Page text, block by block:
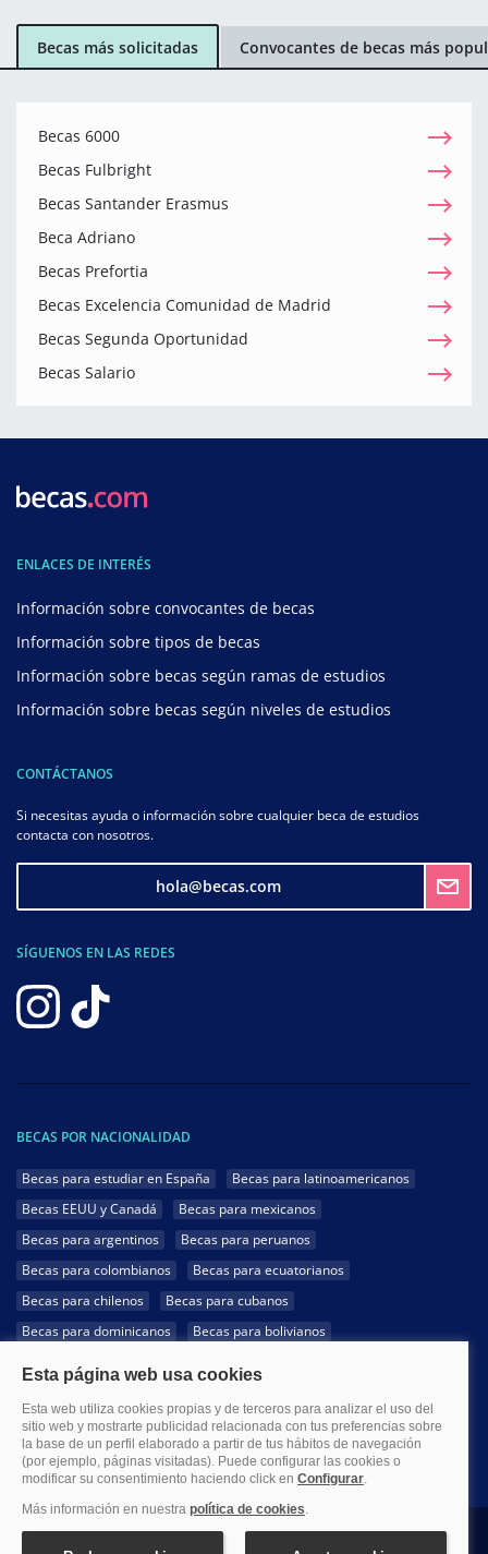
Becas más solicitadas Convocantes de becas más
Becas 6000
Becas Fulbright
Becas Santander Erasmus
Beca Adriano
Becas Prefortia
Becas Excelencia Comunidad de Madrid
Becas Segunda Oportunidad
Becas Salario
ENLACES DE INTERÉS
Información sobre convocantes de becas
Información sobre tipos de becas
Información sobre becas según ramas de estudios
Información sobre becas según niveles de estudios
CONTÁCTANOS
Si necesitas ayuda o información sobre cualquier beca de estudios
contacta con nosotros.
hola@becas.com
SÍGUENOS EN LAS REDES
BECAS POR NACIONALIDAD
Becas para estudiar en España
Becas para latinoamericanos
Becas EEUU y Canadá
Becas para mexicanos
Becas para argentinos
Becas para peruanos
Becas para colombianos
Becas para ecuatorianos
Becas para chilenos
Becas para cubanos
Becas para dominicanos
Becas para bolivianos
Becas para hondureños
Becas para paraguayos
Becas para uruguayos
Becas para salvadoreños
1999-2026 Becas.com @Todos los derechos reservados